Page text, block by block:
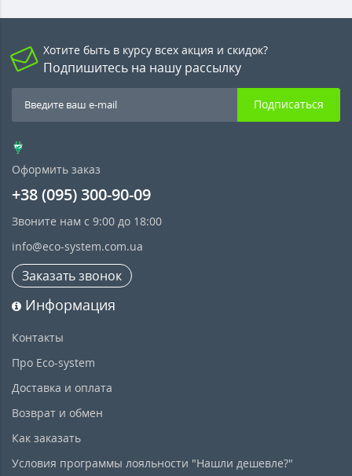
Хотите быть в курсу всех акция и скидок?
Подпишитесь на нашу рассылку
Подписаться
Оформить заказ
+38 (095) 300-90-09
Звоните нам с 9:00 до 18:00
info@eco-system.com.ua
Заказать звонок
Информация
Контакты
Про Eco-system
Доставка и оплата
Возврат и обмен
Как заказать
Условия программы лояльности "Нашли дешевле?"